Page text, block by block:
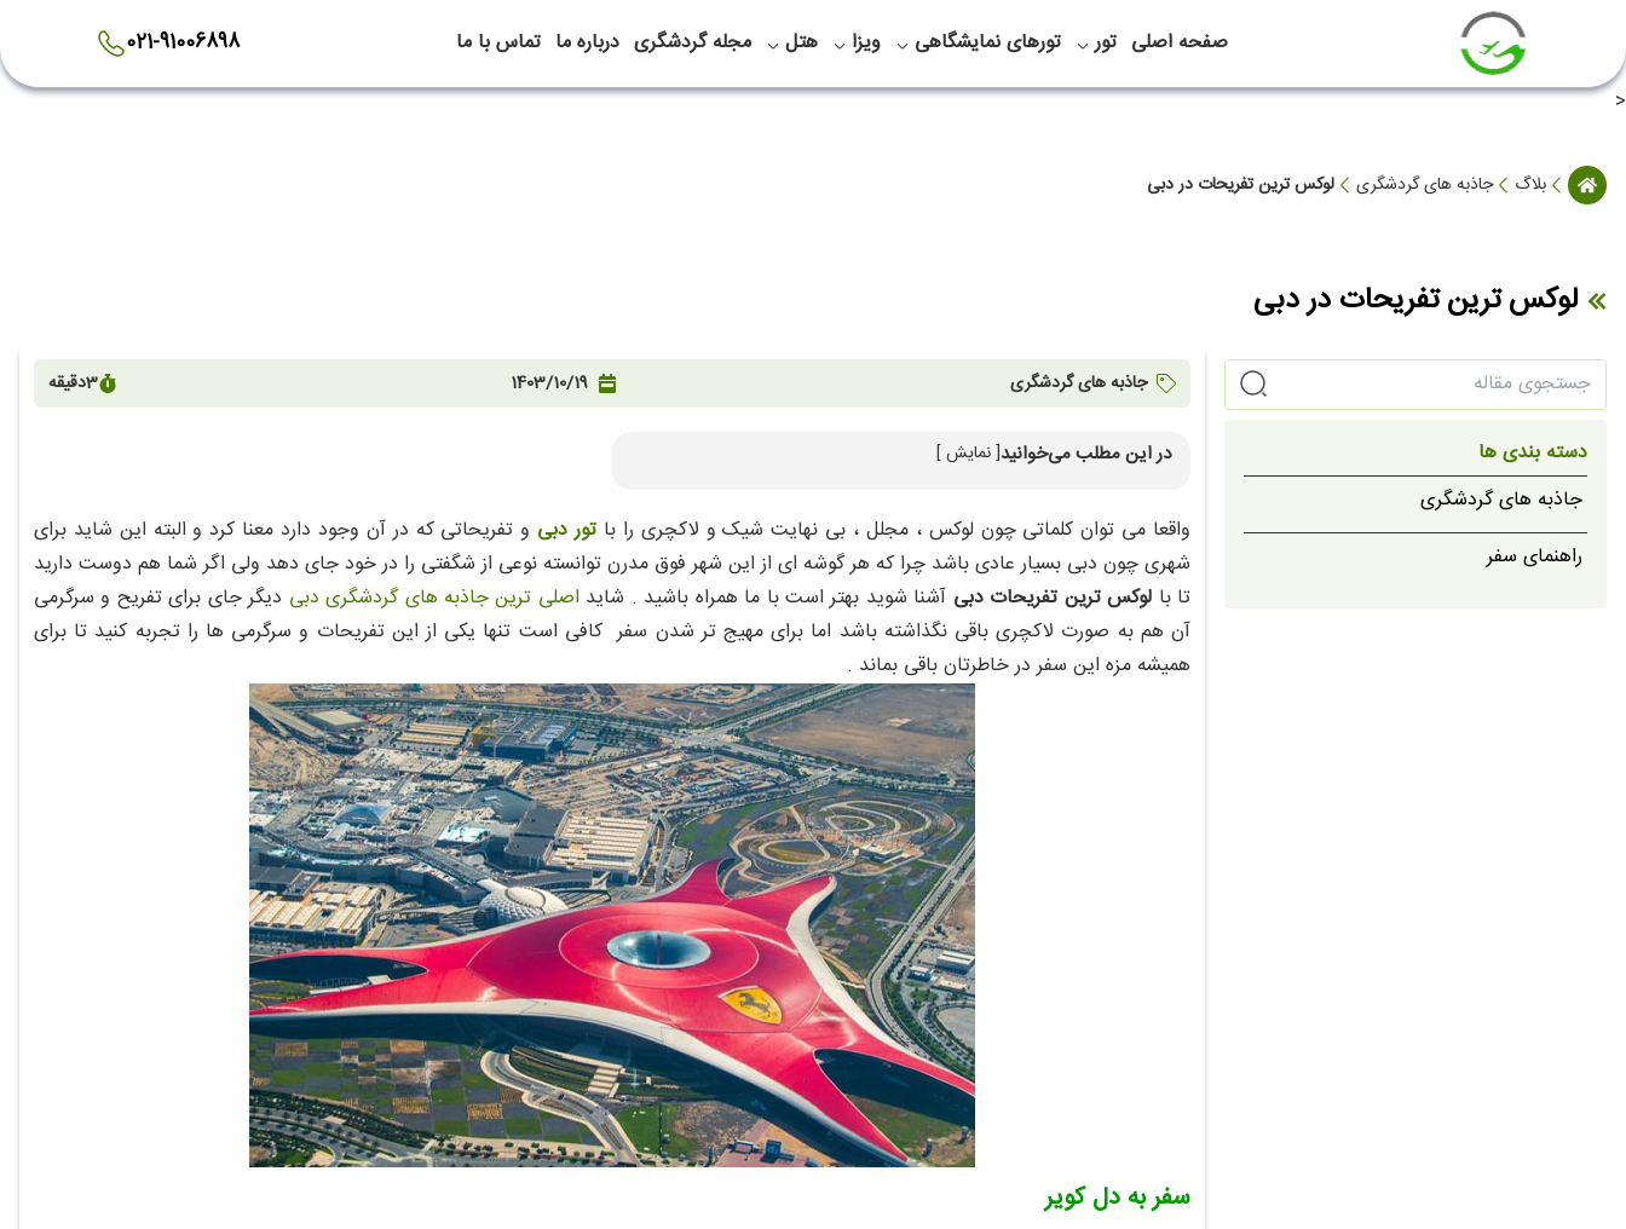
صفحه اصلی تور تورهای نمایشگاهی ویزا هتل مجله گردشگری درباره ما تماس با ما
021-91006898
<
بلاگ جاذبه های گردشگری لوکس ترین تفریحات در دبی
لوکس ترین تفریحات در دبی
دسته بندی ها
جاذبه های گردشگری
راهنمای سفر
جاذبه های گردشگری 1403/10/19
3دقیقه
در این مطلب می‌خوانید[ نمایش ]
ماساژ با طلای 24 عیار
واقعا می توان کلماتی چون لوکس ، مجلل ، بی نهایت شیک و لاکچری را با تور دبی و تفریحاتی که در آن وجود دارد معنا کرد و البته این شاید برای
شهری چون دبی بسیار عادی باشد چرا که هر گوشه ای از این شهر فوق مدرن توانسته نوعی از شگفتی را در خود جای دهد ولی اگر شما هم دوست دارید
تا با لوکس ترین تفریحات دبی آشنا شوید بهتر است با ما همراه باشید . شاید اصلی ترین جاذبه های گردشگری دبی دیگر جای برای تفریح و سرگرمی
آن هم به صورت لاکچری باقی نگذاشته باشد اما برای مهیج تر شدن سفر کافی است تنها یکی از این تفریحات و سرگرمی ها را تجربه کنید تا برای
همیشه مزه این سفر در خاطرتان باقی بماند .
سفر به دل کویر